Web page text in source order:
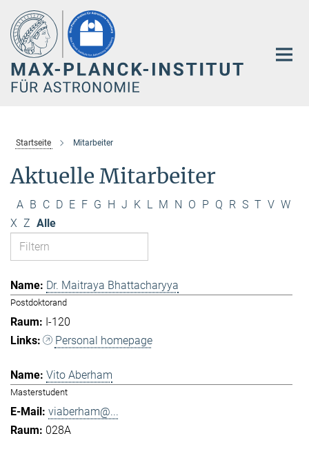
Hauptinhalt
Startseite Mitarbeiter
Aktuelle Mitarbeiter
A B C D E F G H J K L M N O P Q R S T V W
X Z Alle
Dr. Maitraya Bhattacharyya
Postdoktorand
I-120
Personal homepage
Vito Aberham
Masterstudent
viaberham@...
028A